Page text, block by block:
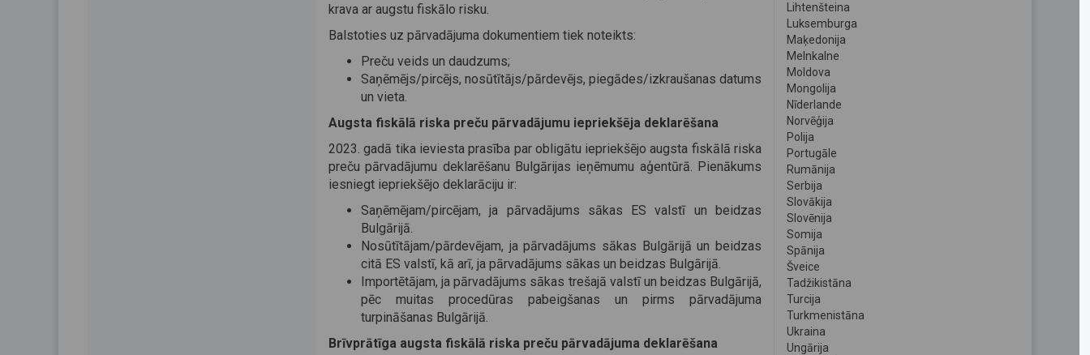
krava ar augstu fiskālo risku.
Balstoties uz pārvadājuma dokumentiem tiek noteikts:
Preču veids un daudzums;
Saņēmējs/pircējs, nosūtītājs/pārdevējs, piegādes/izkraušanas datums
un vieta.
Augsta fiskālā riska preču pārvadājumu iepriekšēja deklarēšana
2023. gadā tika ieviesta prasība par obligātu iepriekšējo augsta fiskālā riska
preču pārvadājumu deklarēšanu Bulgārijas ieņēmumu aģentūrā. Pienākums
iesniegt iepriekšējo deklarāciju ir:
Saņēmējam/pircējam, ja pārvadājums sākas ES valstī un beidzas
Bulgārijā.
Nosūtītājam/pārdevējam, ja pārvadājums sākas Bulgārijā un beidzas
citā ES valstī, kā arī, ja pārvadājums sākas un beidzas Bulgārijā.
Importētājam, ja pārvadājums sākas trešajā valstī un beidzas Bulgārijā,
pēc muitas procedūras pabeigšanas un pirms pārvadājuma
turpināšanas Bulgārijā.
Brīvprātīga augsta fiskālā riska preču pārvadājuma deklarēšana
Lihtenšteina
Luksemburga
Maķedonija
Melnkalne
Moldova
Mongolija
Nīderlande
Norvēģija
Polija
Portugāle
Rumānija
Serbija
Slovākija
Slovēnija
Somija
Spānija
Šveice
Tadžikistāna
Turcija
Turkmenistāna
Ukraina
Ungārija